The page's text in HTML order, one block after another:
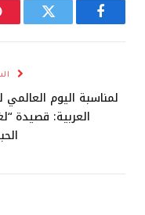
فيسبوك تويتر
لمناسبة اليوم العالمي
العربية: قصيدة